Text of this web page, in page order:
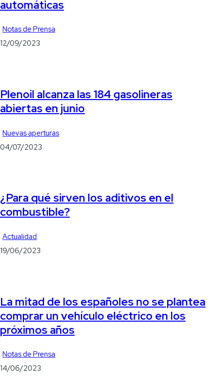
automáticas
Notas de Prensa
12/09/2023
Plenoil alcanza las 184 gasolineras
abiertas en junio
Nuevas aperturas
04/07/2023
¿Para qué sirven los aditivos en el
combustible?
Actualidad
19/06/2023
La mitad de los españoles no se plantea
comprar un vehículo eléctrico en los
próximos años
Notas de Prensa
14/06/2023